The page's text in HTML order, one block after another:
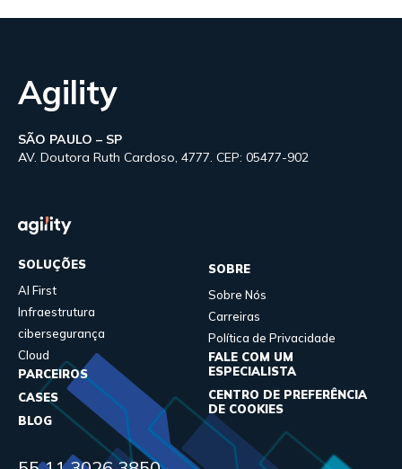
Agility
SÃO PAULO – SP
AV. Doutora Ruth Cardoso, 4777. CEP: 05477-902
SOLUÇÕES
AI First
Infraestrutura
cibersegurança
Cloud
PARCEIROS
CASES
BLOG
SOBRE
Sobre Nós
Carreiras
Política de Privacidade
FALE COM UM
ESPECIALISTA
CENTRO DE PREFERÊNCIA
DE COOKIES